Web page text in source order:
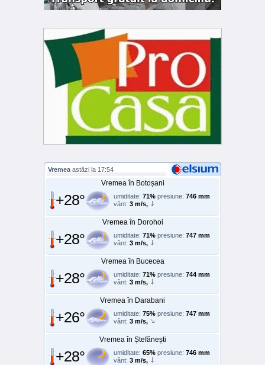
Vremea astăzi la 17:54
Vremea în Botoșani
+28° umiditate: 71% presiune: 746 mm
vânt: 3 m/s,
Vremea în Dorohoi
+28° umiditate: 71% presiune: 747 mm
vânt: 3 m/s,
Vremea în Bucecea
+28° umiditate: 71% presiune: 744 mm
vânt: 3 m/s,
Vremea în Darabani
+26° umiditate: 75% presiune: 747 mm
vânt: 3 m/s,
Vremea în Ștefănești
+28° umiditate: 65% presiune: 746 mm
vânt: 3 m/s,